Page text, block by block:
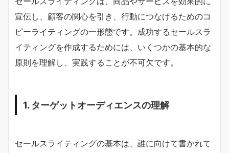
宣伝し、顧客の関心を引き、行動につなげるためのコ
ピーライティングの一形態です。成功するセールスラ
イティングを作成するためには、いくつかの基本的な
原則を理解し、実践することが不可欠です。
1. ターゲットオーディエンスの理解
セールスライティングの基本は、誰に向けて書かれて